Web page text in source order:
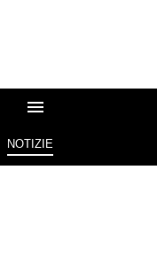
NOTIZIE